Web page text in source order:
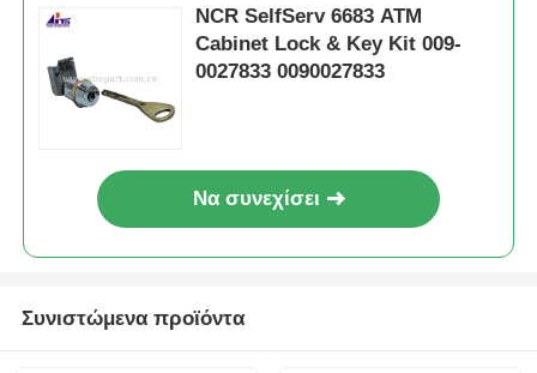
NCR SelfServ 6683 ATM
Cabinet Lock & Key Kit 009-
0027833 0090027833
Να συνεχίσει
Συνιστώμενα προϊόντα